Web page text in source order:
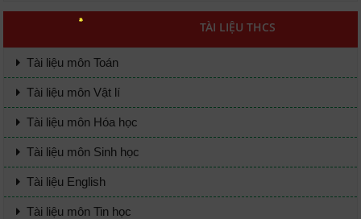
TÀI LIỆU THCS
Tài liệu môn Toán
Tài liệu môn Vật lí
Tài liệu môn Hóa học
Tài liệu môn Sinh học
Tài liệu English
Tài liệu môn Tin học